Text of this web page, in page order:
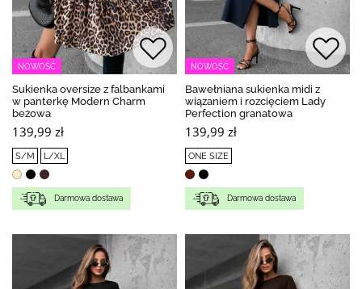
NOWOŚĆ
Sukienka oversize z falbankami
w panterkę Modern Charm
beżowa
139,99 zł
S/M L/XL
Darmowa dostawa
NOWOŚĆ
Bawełniana sukienka midi z
wiązaniem i rozcięciem Lady
Perfection granatowa
139,99 zł
ONE SIZE
Darmowa dostawa